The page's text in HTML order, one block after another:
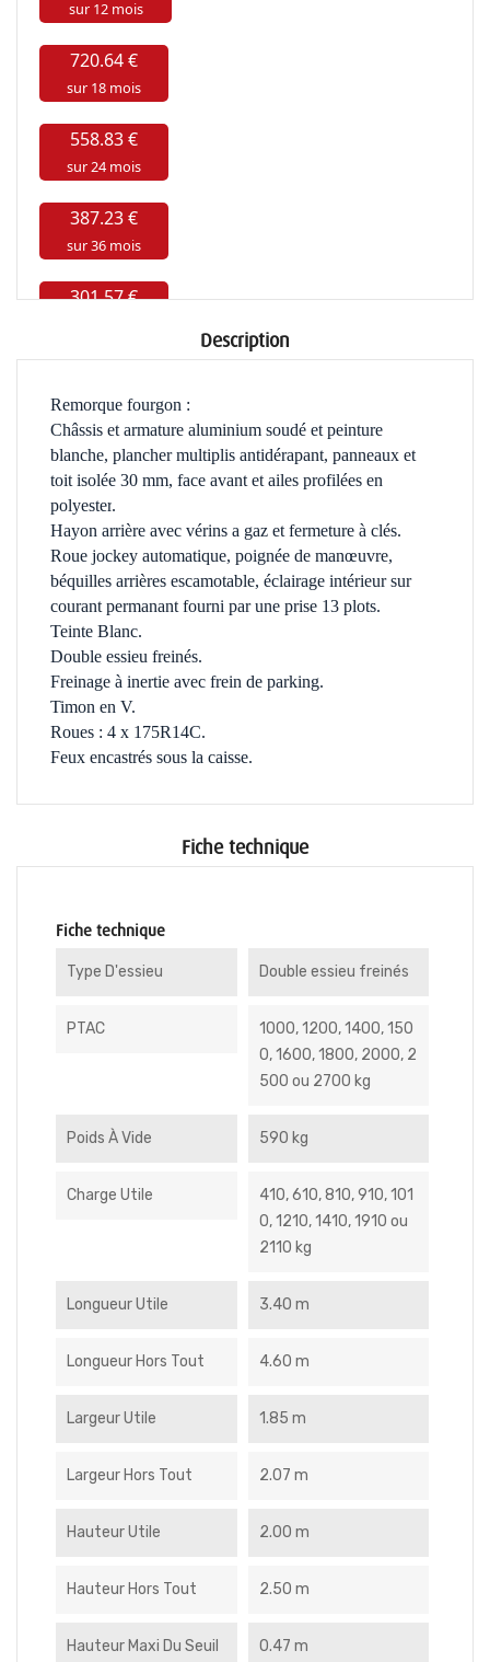
Description
Remorque fourgon :
Châssis et armature aluminium soudé et peinture
blanche, plancher multiplis antidérapant, panneaux et
toit isolée 30 mm, face avant et ailes profilées en
polyester.
Hayon arrière avec vérins a gaz et fermeture à clés.
Roue jockey automatique, poignée de manœuvre,
béquilles arrières escamotable, éclairage intérieur sur
courant permanant fourni par une prise 13 plots.
Teinte Blanc.
Double essieu freinés.
Freinage à inertie avec frein de parking.
Timon en V.
Roues : 4 x 175R14C.
Feux encastrés sous la caisse.
Fiche technique
Fiche technique
Type D'essieu Double essieu freinés
PTAC
1000, 1200, 1400, 150
0, 1600, 1800, 2000, 2
500 ou 2700 kg
Poids À Vide 590 kg
Charge Utile
410, 610, 810, 910, 101
0, 1210, 1410, 1910 ou
2110 kg
Longueur Utile 3.40 m
Longueur Hors Tout 4.60 m
Largeur Utile 1.85 m
Largeur Hors Tout 2.07 m
Hauteur Utile 2.00 m
Hauteur Hors Tout 2.50 m
Hauteur Maxi Du Seuil
0.47 m